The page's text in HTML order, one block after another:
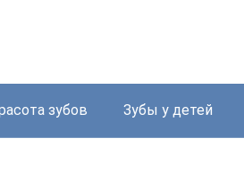
зубов Зубы у детей